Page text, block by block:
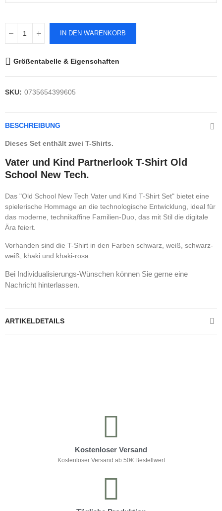
IN DEN WARENKORB
Größentabelle & Eigenschaften
SKU: 0735654399605
BESCHREIBUNG
Dieses Set enthält zwei T-Shirts.
Vater und Kind Partnerlook T-Shirt Old
School New Tech.
Das "Old School New Tech Vater und Kind T-Shirt Set" bietet eine
spielerische Hommage an die technologische Entwicklung, ideal für
das moderne, technikaffine Familien-Duo, das mit Stil die digitale
Ära feiert.
Vorhanden sind die T-Shirt in den Farben schwarz, weiß, schwarz-
weiß, khaki und khaki-rosa.
Bei Individualisierungs-Wünschen können Sie gerne eine
Nachricht hinterlassen.
ARTIKELDETAILS
Kostenloser Versand
Kostenloser Versand ab 50€ Bestellwert